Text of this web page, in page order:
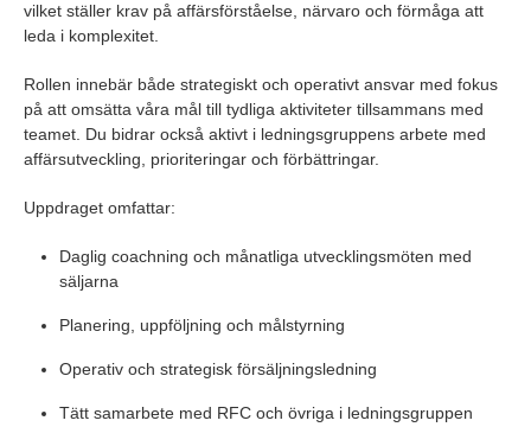
vilket ställer krav på affärsförståelse, närvaro och förmåga att
leda i komplexitet.
Rollen innebär både strategiskt och operativt ansvar med fokus
på att omsätta våra mål till tydliga aktiviteter tillsammans med
teamet. Du bidrar också aktivt i ledningsgruppens arbete med
affärsutveckling, prioriteringar och förbättringar.
Uppdraget omfattar:
Daglig coachning och månatliga utvecklingsmöten med
säljarna
Planering, uppföljning och målstyrning
Operativ och strategisk försäljningsledning
Tätt samarbete med RFC och övriga i ledningsgruppen